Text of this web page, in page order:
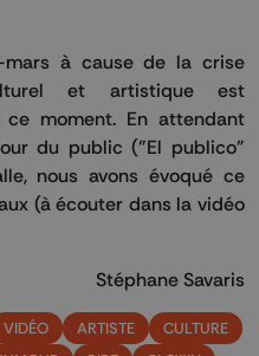
à cause de la crise
et artistique est
moment. En attendant
du public ("El publico"
nous avons évoqué ce
(à écouter dans la vidéo
Stéphane Savaris
VIDÉO ARTISTE
CULTURE